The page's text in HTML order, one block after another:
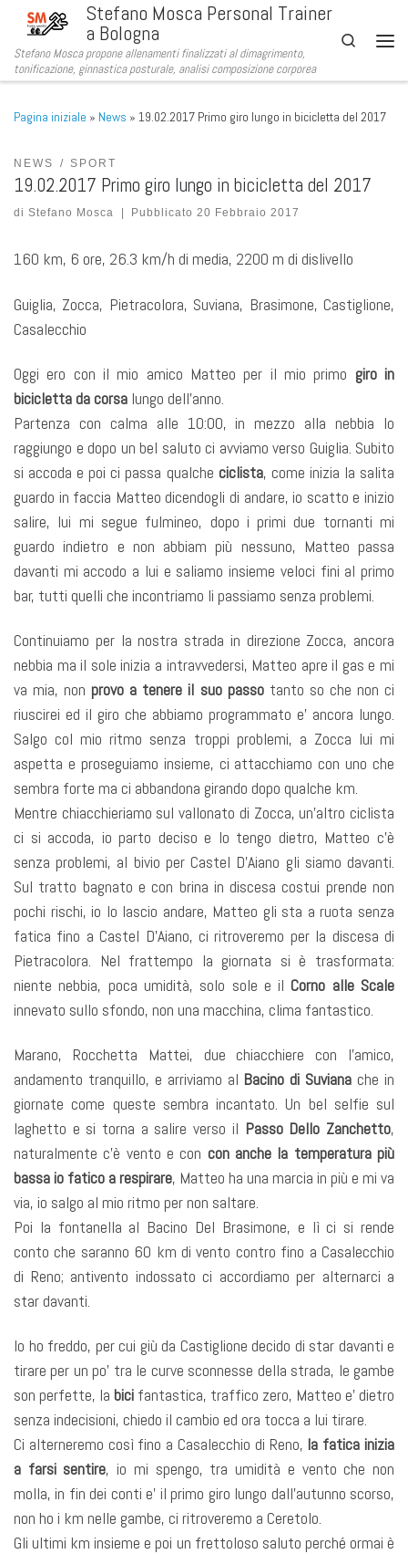
Passa al contenutoStefano Mosca Personal Trainer
a Bologna
Stefano Mosca propone allenamenti finalizzati al dimagrimento,
tonificazione, ginnastica posturale, analisi composizione corporea
Search
Pagina iniziale » News » 19.02.2017 Primo giro lungo in bicicletta del 2017
NEWS SPORT
19.02.2017 Primo giro lungo in bicicletta del 2017
di Stefano Mosca Pubblicato20 Febbraio 2017
160 km, 6 ore, 26.3 km/h di media, 2200 m di dislivello
Guiglia, Zocca, Pietracolora, Suviana, Brasimone, Castiglione,
Casalecchio
Oggi ero con il mio amico Matteo per il mio primo giro in
bicicletta da corsa lungo dell’anno.
Partenza con calma alle 10:00, in mezzo alla nebbia lo
raggiungo e dopo un bel saluto ci avviamo verso Guiglia. Subito
si accoda e poi ci passa qualche ciclista, come inizia la salita
guardo in faccia Matteo dicendogli di andare, io scatto e inizio
salire, lui mi segue fulmineo, dopo i primi due tornanti mi
guardo indietro e non abbiam più nessuno, Matteo passa
davanti mi accodo a lui e saliamo insieme veloci fini al primo
bar, tutti quelli che incontriamo li passiamo senza problemi.
Continuiamo per la nostra strada in direzione Zocca, ancora
nebbia ma il sole inizia a intravvedersi, Matteo apre il gas e mi
va mia, nonprovo a tenere il suo passotanto so che non ci
riuscirei ed il giro che abbiamo programmato e’ ancora lungo.
Salgo col mio ritmo senza troppi problemi, a Zocca lui mi
aspetta e proseguiamo insieme, ci attacchiamo con uno che
sembra forte ma ci abbandona girando dopo qualche km.
Mentre chiacchieriamo sul vallonato di Zocca, un’altro ciclista
ci si accoda, io parto deciso e lo tengo dietro, Matteo c’è
senza problemi, al bivio per Castel D’Aiano gli siamo davanti.
Sul tratto bagnato e con brina in discesa costui prende non
pochi rischi, io lo lascio andare, Matteo gli sta a ruota senza
fatica fino a Castel D’Aiano, ci ritroveremo per la discesa di
Pietracolora. Nel frattempo la giornata si è trasformata:
niente nebbia, poca umidità, solo sole e ilCorno alle Scale
innevato sullo sfondo, non una macchina, clima fantastico.
Marano, Rocchetta Mattei, due chiacchiere con l’amico,
andamento tranquillo, e arriviamo al Bacino di Suviana che in
giornate come queste sembra incantato. Un bel selfie sul
laghetto e si torna a salire verso il Passo Dello Zanchetto,
naturalmente c’è vento e con con anche la temperatura più
bassa io fatico a respirare, Matteo ha una marcia in più e mi va
via, io salgo al mio ritmo per non saltare.
Poi la fontanella al Bacino Del Brasimone, e lì ci si rende
conto che saranno 60 km di vento contro fino a Casalecchio
di Reno; antivento indossato ci accordiamo per alternarci a
star davanti.
Io ho freddo, per cui giù da Castiglione decido di star davanti e
tirare per un po’ tra le curve sconnesse della strada, le gambe
son perfette, la bici fantastica, traffico zero, Matteo e’ dietro
senza indecisioni, chiedo il cambio ed ora tocca a lui tirare.
Ci alterneremo così fino a Casalecchio di Reno, la fatica inizia
a farsi sentire, io mi spengo, tra umidità e vento che non
molla, in fin dei conti e’ il primo giro lungo dall’autunno scorso,
non ho i km nelle gambe, ci ritroveremo a Ceretolo.
Gli ultimi km insieme e poi un frettoloso saluto perché ormai è